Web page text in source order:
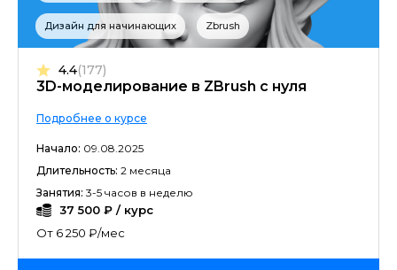
Дизайн для начинающих Zbrush
3D-моделирование в ZBrush с нуля
4.4(177)
Подробнее о курсе
Начало: 09.08.2025
Длительность: 2 месяца
Занятия: 3-5 часов в неделю
37 500 ₽ / курс
От 6 250 ₽/мес